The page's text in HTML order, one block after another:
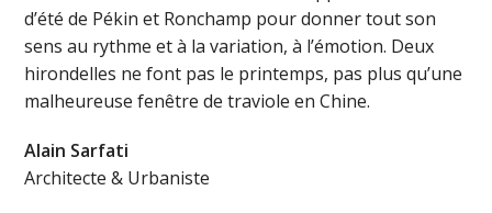
d’été de Pékin et Ronchamp pour donner tout son
sens au rythme et à la variation, à l’émotion. Deux
hirondelles ne font pas le printemps, pas plus qu’une
malheureuse fenêtre de traviole en Chine.
Alain Sarfati
Architecte & Urbaniste